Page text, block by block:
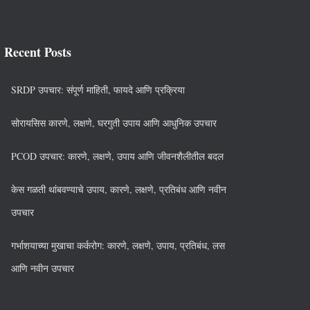
Recent Posts
SRDP उपचार: संपूर्ण माहिती, फायदे आणि प्रक्रिया
सोरायसिस कारणे, लक्षणे, घरगुती उपाय आणि आधुनिक उपचार
PCOD उपचार: कारणे, लक्षणे, उपाय आणि जीवनशैलीतील बदल
केस गळती थांबवण्याचे उपाय, कारणे, लक्षणे, प्रतिबंध आणि नवीन
उपचार
गर्भाशयाच्या मुखाचा कर्करोग: कारणे, लक्षणे, उपाय, प्रतिबंध, लस
आणि नवीन उपचार